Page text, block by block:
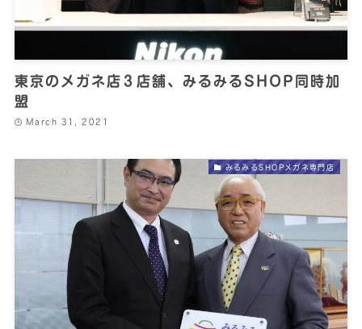
東京のメガネ店３店舗、みるみるSHOP同時加
盟
March 31, 2021
みるみるSHOPメガネ専門店